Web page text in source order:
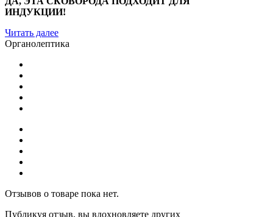
ИНДУКЦИИ!
Читать далее
Органолептика
Отзывов о товаре пока нет.
Публикуя отзыв, вы вдохновляете других